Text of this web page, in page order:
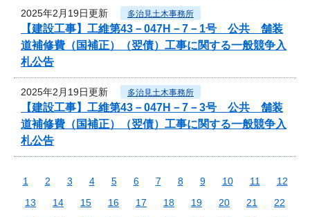
2025年2月19日更新 多治見土木事務所
【建設工事】工維第43－047H－7－1号 公共 舗装
道補修費（国補正）（翌債）工事に関する一般競争入
札公告
2025年2月19日更新 多治見土木事務所
【建設工事】工維第43－047H－7－3号 公共 舗装
道補修費（国補正）（翌債）工事に関する一般競争入
札公告
1 2 3 4 5 6 7 8 9 10 11
12
13
14 15 16 17 18 19 20 21
22